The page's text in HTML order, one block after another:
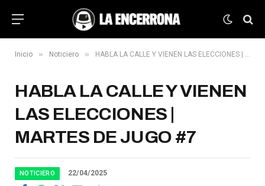
Inicio » Noticiero » HABLA LA CALLE Y VIENEN LAS ELECCIONES | MARTES DE JUGO #7
HABLA LA CALLE Y VIENEN
LAS ELECCIONES |
MARTES DE JUGO #7
NOTICIERO 22/04/2025